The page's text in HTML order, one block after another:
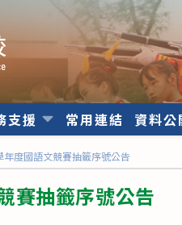
支援 常用連結 資料公
年度國語文競賽抽籤序號公告
賽抽籤序號公告